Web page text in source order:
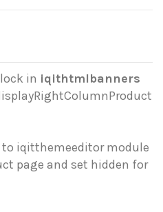
in iqithtmlbanners
to iqitthemeeditor module
page and set hidden for